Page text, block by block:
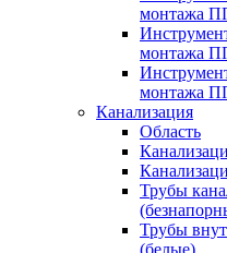
монтажа
монтажа
монтажа
Канализация
Область
Трубы
Трубы
(белые)